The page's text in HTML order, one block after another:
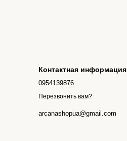
Контактная информация
0954139876
Перезвонить вам?
arcanashopua@gmail.com